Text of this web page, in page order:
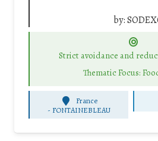
by:
Strict avoidance and
Thematic Focus:
France
- FONTAINEBLEAU